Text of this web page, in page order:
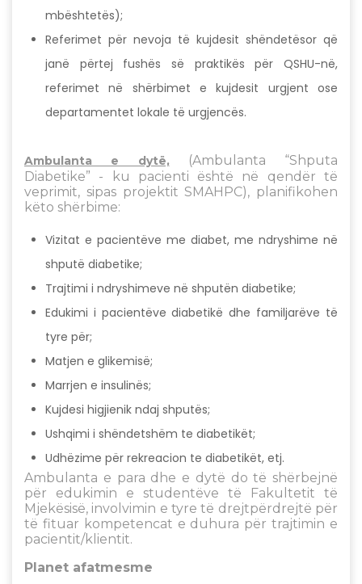
mbështetës);
Referimet për nevoja të kujdesit shëndetësor që
janë përtej fushës së praktikës për QSHU-në,
referimet në shërbimet e kujdesit urgjent ose
departamentet lokale të urgjencës.
Ambulanta e dytë, (Ambulanta “Shputa
Diabetike” - ku pacienti është në qendër të
veprimit, sipas projektit SMAHPC), planifikohen
këto shërbime:
Vizitat e pacientëve me diabet, me ndryshime në
shputë diabetike;
Trajtimi i ndryshimeve në shputën diabetike;
Edukimi i pacientëve diabetikë dhe familjarëve të
tyre për;
Matjen e glikemisë;
Marrjen e insulinës;
Kujdesi higjienik ndaj shputës;
Ushqimi i shëndetshëm te diabetikët;
Udhëzime për rekreacion te diabetikët, etj.
Ambulanta e para dhe e dytë do të shërbejnë
për edukimin e studentëve të Fakultetit të
Mjekësisë, involvimin e tyre të drejtpërdrejtë për
të fituar kompetencat e duhura për trajtimin e
pacientit/klientit.
Planet afatmesme